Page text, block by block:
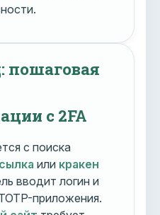
пошаговая
с 2FA
с поиска
или кракен
вводит логин и
приложения.